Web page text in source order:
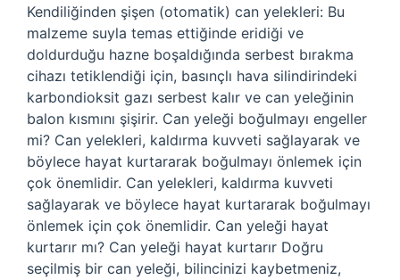
Kendiliğinden şişen (otomatik) can yelekleri: Bu
malzeme suyla temas ettiğinde eridiği ve
doldurduğu hazne boşaldığında serbest bırakma
cihazı tetiklendiği için, basınçlı hava silindirindeki
karbondioksit gazı serbest kalır ve can yeleğinin
balon kısmını şişirir. Can yeleği boğulmayı engeller
mi? Can yelekleri, kaldırma kuvveti sağlayarak ve
böylece hayat kurtararak boğulmayı önlemek için
çok önemlidir. Can yelekleri, kaldırma kuvveti
sağlayarak ve böylece hayat kurtararak boğulmayı
önlemek için çok önemlidir. Can yeleği hayat
kurtarır mı? Can yeleği hayat kurtarır Doğru
seçilmiş bir can yeleği, bilincinizi kaybetmeniz,